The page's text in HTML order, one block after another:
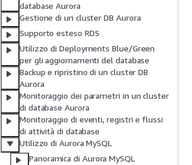
database Aurora
Gestione di un cluster DB Aurora
Supporto esteso RDS
Utilizzo di Deployments Blue/Green
per gli aggiornamenti del database
Backup e ripristino di un cluster DB
Aurora
Monitoraggio dei parametri in un cluster
di database Aurora
Monitoraggio di eventi, registri e flussi
di attività di database
Utilizzo di Aurora MySQL
Panoramica di Aurora MySQL